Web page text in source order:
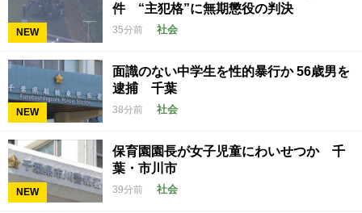
NEW
件 “主犯格”に無期懲役の判決
35分前 社会
NEW
面識のない中学生を性的暴行か 56歳男を
逮捕 千葉
38分前 社会
NEW
保育園園長が女子児童にわいせつか 千
葉・市川市
39分前 社会